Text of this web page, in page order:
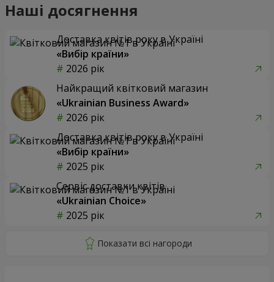
Наші досягнення
Доставка квітів року в Україні
«Вибір країни»
2026 рік
Найкращий квітковий магазин
«Ukrainian Business Award»
2026 рік
Доставка квітів року в Україні
«Вибір країни»
2025 рік
Сервіс доставки квітів
«Ukrainian Choice»
2025 рік